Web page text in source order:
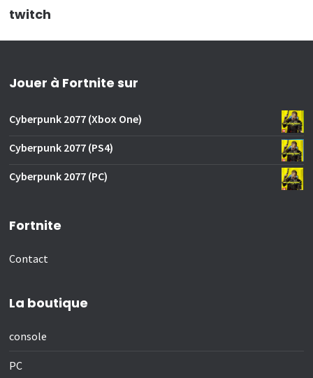
twitch
Jouer à Fortnite sur
Cyberpunk 2077 (Xbox One)
Cyberpunk 2077 (PS4)
Cyberpunk 2077 (PC)
Fortnite
Contact
La boutique
console
PC